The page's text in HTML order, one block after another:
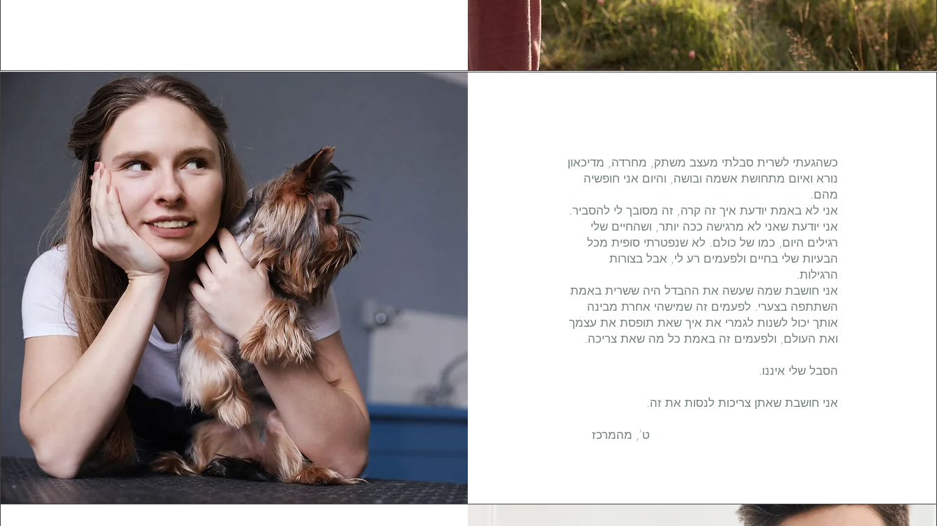
כשהגעתי לשרית סבלתי מעצב משתק, מחרדה, מדיכאון
נורא ואיום מתחושת אשמה ובושה, והיום אני חופשיה
מהם.
אני לא באמת יודעת איך זה קרה, זה מסובך לי להסביר.
אני יודעת שאני לא מרגישה ככה יותר, ושהחיים שלי
רגילים היום, כמו של כולם. לא שנפטרתי סופית מכל
הבעיות שלי בחיים ולפעמים רע לי, אבל בצורות
הרגילות.
אני חושבת שמה שעשה את ההבדל היה ששרית באמת
השתתפה בצערי. לפעמים זה שמישהי אחרת מבינה
אותך יכול לשנות לגמרי את איך שאת תופסת את עצמך
ואת העולם, ולפעמים זה באמת כל מה שאת צריכה.
הסבל שלי איננו.
אני חושבת שאתן צריכות לנסות את זה.
ט', מהמרכז